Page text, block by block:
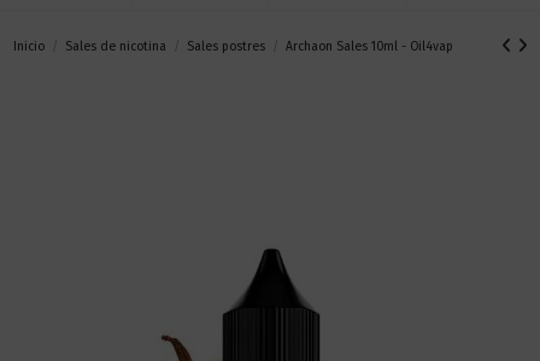
Inicio Sales de nicotina Sales postres Archaon Sales 10ml - Oil4vap